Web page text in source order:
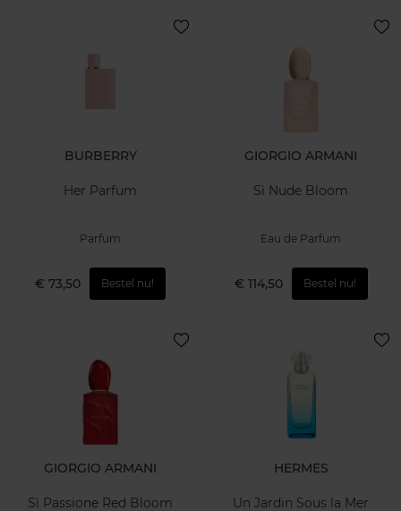
BURBERRY
Her Parfum
Parfum
€ 73,50 Bestel nu!
GIORGIO ARMANI
Sì Nude Bloom
Eau de Parfum
€ 114,50 Bestel nu!
GIORGIO ARMANI
Sì Passione Red Bloom
HERMES
Un Jardin Sous la Mer